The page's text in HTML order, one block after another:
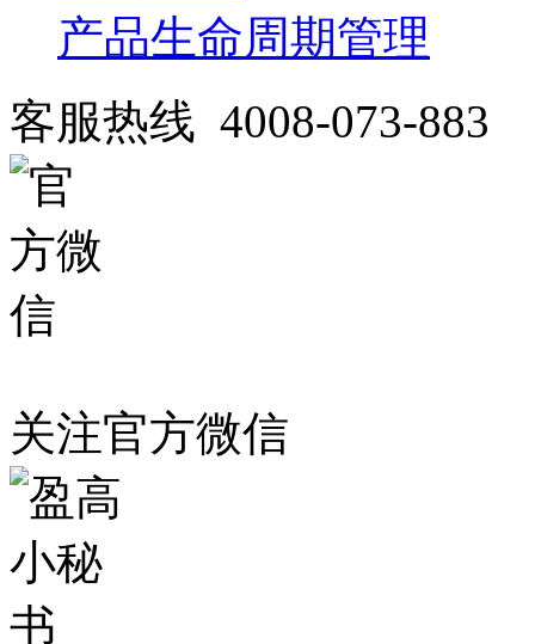
产品生命周期管理
客服热线 4008-073-883
关注官方微信